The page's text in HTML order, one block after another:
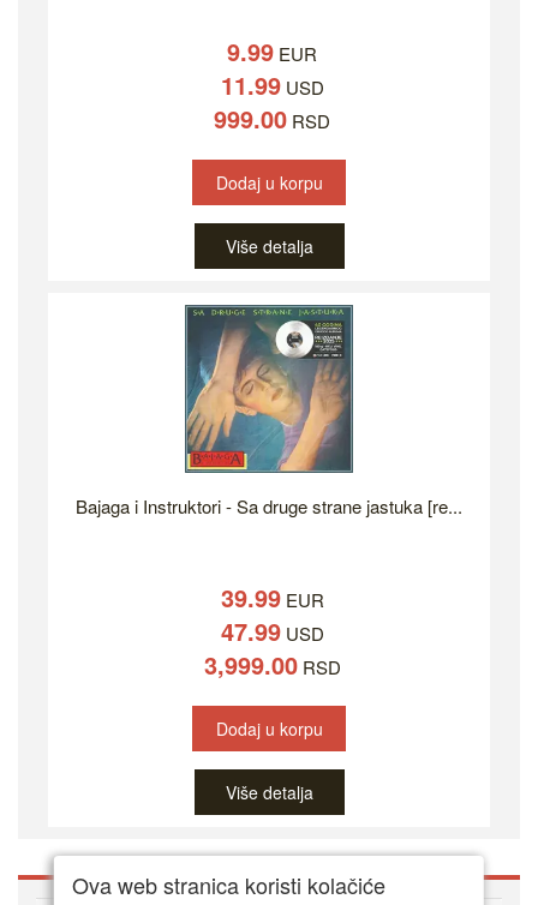
9.99 EUR
11.99USD
999.00 RSD
Dodaj u korpu
Više detalja
Bajaga i Instruktori - Sa druge strane jastuka [re...
39.99EUR
47.99USD
3,999.00RSD
Dodaj u korpu
Više detalja
Ova web stranica koristi kolačiće